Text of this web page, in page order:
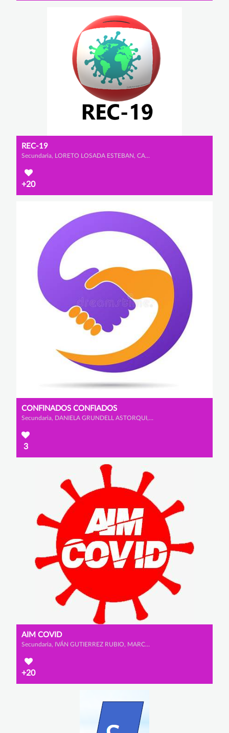
REC-19
Secundaria, LORETO LOSADA ESTEBAN, CANDELA RODRÍGUEZ ESTEBAN y LUCÍA VELÁZQUEZ BAENA
+20
CONFINADOS CONFIADOS
Secundaria, DANIELA GRUNDELL ASTORQUI, CARLOS CASTAÑO COLLADO y IGNACIO GARRIDO VITI
3
AIM COVID
Secundaria, IVÁN GUTIERREZ RUBIO, MARCO LÓPEZ GÓMEZ y ADRIÁN GARCÍA SANTAMARÍA
+20